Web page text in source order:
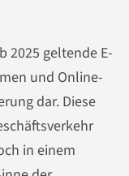
2025 geltende E-
und Online-
dar. Diese
in einem